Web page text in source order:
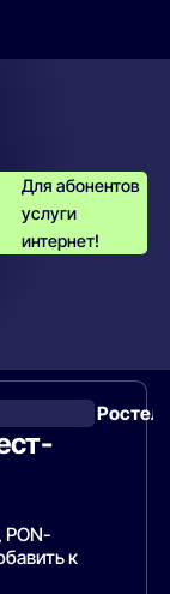
Для абонентов
услуги
интернет!
PON-
к